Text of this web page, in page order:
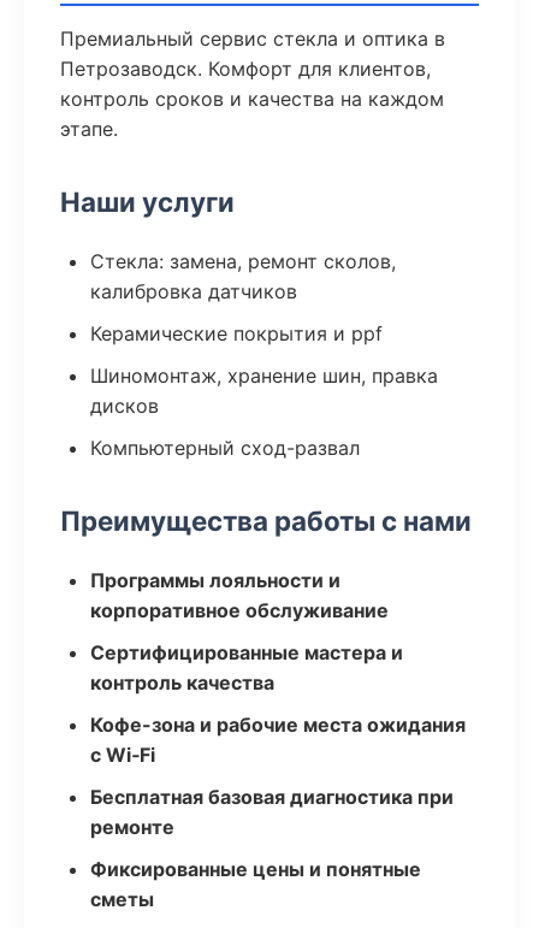
Премиальный сервис стекла и оптика в
Петрозаводск. Комфорт для клиентов,
контроль сроков и качества на каждом
этапе.
Наши услуги
Стекла: замена, ремонт сколов,
калибровка датчиков
Керамические покрытия и ppf
Шиномонтаж, хранение шин, правка
дисков
Компьютерный сход-развал
Преимущества работы с нами
Программы лояльности и
корпоративное обслуживание
Сертифицированные мастера и
контроль качества
Кофе-зона и рабочие места ожидания
с Wi‑Fi
Бесплатная базовая диагностика при
ремонте
Фиксированные цены и понятные
сметы